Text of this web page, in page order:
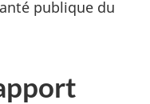
publique du